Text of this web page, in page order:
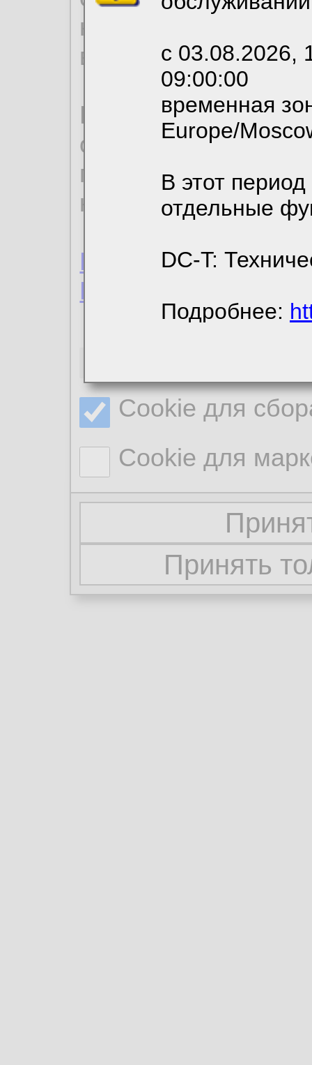
с 03.08.2026,
09:00:00
временная
Europe/
В этот
отдельные
DC-T:
Подробнее:
необходимых для
вы можете
По
ознакомиться с
пользовательским
Пользовательское
Политика
Cookie для
Cookie для